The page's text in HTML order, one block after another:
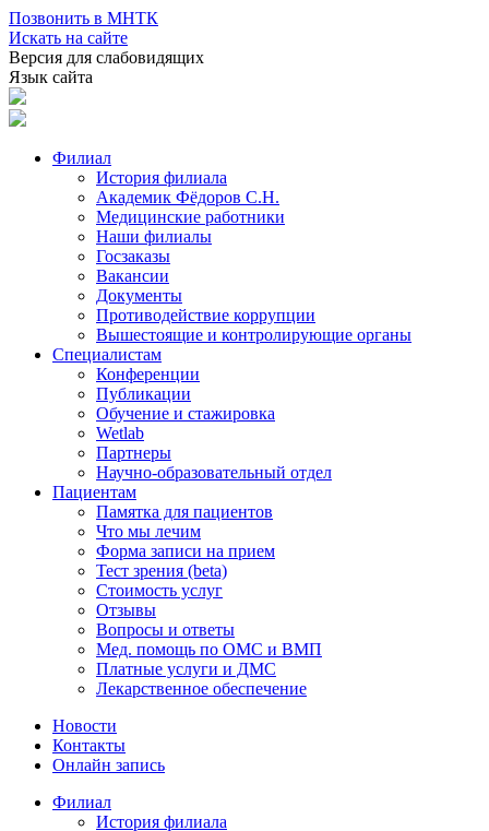
Позвонить в МНТК
Искать на сайте
Версия для слабовидящих
Язык сайта
Филиал
История филиала
Академик Фёдоров С.Н.
Медицинские работники
Наши филиалы
Госзаказы
Вакансии
Документы
Противодействие коррупции
Вышестоящие и контролирующие органы
Специалистам
Конференции
Публикации
Обучение и стажировка
Wetlab
Партнеры
Научно-образовательный отдел
Пациентам
Памятка для пациентов
Что мы лечим
Форма записи на прием
Тест зрения (beta)
Стоимость услуг
Отзывы
Вопросы и ответы
Мед. помощь по ОМС и ВМП
Платные услуги и ДМС
Лекарственное обеспечение
Новости
Контакты
Онлайн запись
Филиал
История филиала